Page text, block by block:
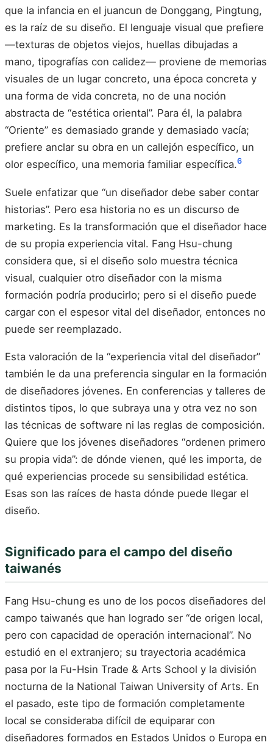
que la infancia en el juancun de Donggang, Pingtung,
es la raíz de su diseño. El lenguaje visual que prefiere
—texturas de objetos viejos, huellas dibujadas a
mano, tipografías con calidez— proviene de memorias
visuales de un lugar concreto, una época concreta y
una forma de vida concreta, no de una noción
abstracta de “estética oriental”. Para él, la palabra
“Oriente” es demasiado grande y demasiado vacía;
prefiere anclar su obra en un callejón específico, un
olor específico, una memoria familiar específica.6
Suele enfatizar que “un diseñador debe saber contar
historias”. Pero esa historia no es un discurso de
marketing. Es la transformación que el diseñador hace
de su propia experiencia vital. Fang Hsu-chung
considera que, si el diseño solo muestra técnica
visual, cualquier otro diseñador con la misma
formación podría producirlo; pero si el diseño puede
cargar con el espesor vital del diseñador, entonces no
puede ser reemplazado.
Esta valoración de la “experiencia vital del diseñador”
también le da una preferencia singular en la formación
de diseñadores jóvenes. En conferencias y talleres de
distintos tipos, lo que subraya una y otra vez no son
las técnicas de software ni las reglas de composición.
Quiere que los jóvenes diseñadores “ordenen primero
su propia vida”: de dónde vienen, qué les importa, de
qué experiencias procede su sensibilidad estética.
Esas son las raíces de hasta dónde puede llegar el
diseño.
Significado para el campo del diseño
taiwanés
Fang Hsu-chung es uno de los pocos diseñadores del
campo taiwanés que han logrado ser “de origen local,
pero con capacidad de operación internacional”. No
estudió en el extranjero; su trayectoria académica
pasa por la Fu-Hsin Trade & Arts School y la división
nocturna de la National Taiwan University of Arts. En
el pasado, este tipo de formación completamente
local se consideraba difícil de equiparar con
diseñadores formados en Estados Unidos o Europa en